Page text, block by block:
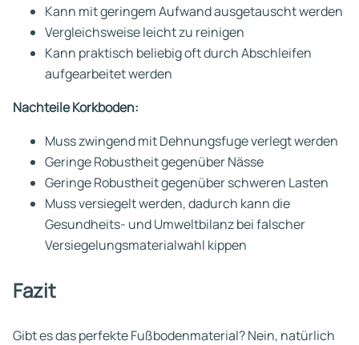
Kann mit geringem Aufwand ausgetauscht werden
Vergleichsweise leicht zu reinigen
Kann praktisch beliebig oft durch Abschleifen
aufgearbeitet werden
Nachteile Korkboden:
Muss zwingend mit Dehnungsfuge verlegt werden
Geringe Robustheit gegenüber Nässe
Geringe Robustheit gegenüber schweren Lasten
Muss versiegelt werden, dadurch kann die
Gesundheits- und Umweltbilanz bei falscher
Versiegelungsmaterialwahl kippen
Fazit
Gibt es das perfekte Fußbodenmaterial? Nein, natürlich